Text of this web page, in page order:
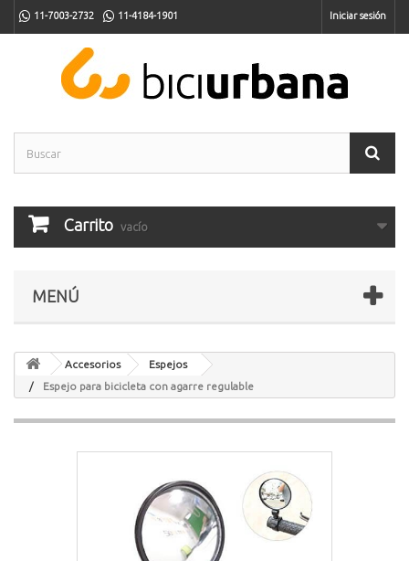
11-7003-2732 11-4184-1901 Iniciar sesión
Carrito vacío
MENÚ
Accesorios
Espejos
Espejo para bicicleta con agarre regulable